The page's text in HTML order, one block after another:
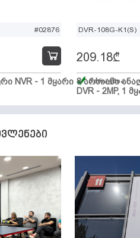
#02876
NVR - 1 მყარი
DVR-108G-K1(S)
8 არხიანი
DVR - 2MP, 1
209.18₾
მარაგშია